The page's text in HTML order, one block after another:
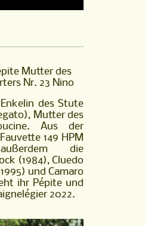
Mutter des
Nr. 23 Nino
des Stute
Mutter des
Aus der
149 HPM
die
(1984), Cluedo
und Camaro
ihr Pépite und
2022.